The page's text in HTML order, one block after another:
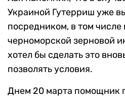
Украиной Гутерриш уже
посредником, в том числе
черноморской зерновой
хотел бы сделать это
позволять условия.
Днем 20 марта помощник